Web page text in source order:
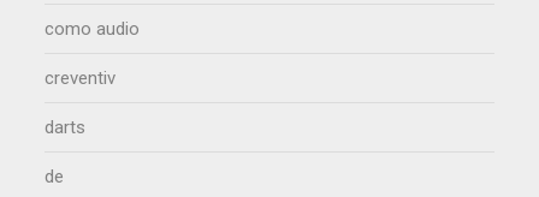
como audio
creventiv
darts
de